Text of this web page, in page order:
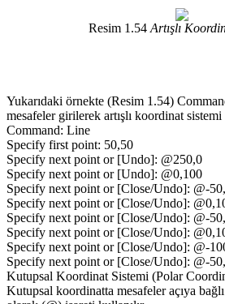
Resim 1.54 Artışlı
Yukarıdaki örnekte (Resim 1.54)
mesafeler girilerek artışlı koordinat
Command: Line
Specify first point: 50,50
Specify next point or [Undo]: @250,0
Specify next point or [Undo]: @0,100
Specify next point or [Close/Undo]: @-
Specify next point or [Close/Undo]:
Specify next point or [Close/Undo]: @-
Specify next point or [Close/Undo]:
Specify next point or [Close/Undo]: @-
Specify next point or [Close/Undo]: @-
Kutupsal Koordinat Sistemi (Polar
Kutupsal koordinatta mesafeler açıya